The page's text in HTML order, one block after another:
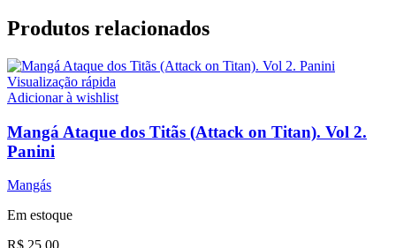
Produtos relacionados
Visualização rápida
Adicionar à wishlist
Mangá Ataque dos Titãs (Attack on Titan). Vol 2.
Panini
Mangás
Em estoque